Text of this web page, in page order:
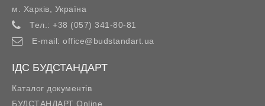
м. Харків
Україна
Тел.: +38 (057) 341-80-81
E-mail: office@budstandart.ua
ІДС БУДСТАНДАРТ
Каталог документів
БУДСТАНДАРТ Online